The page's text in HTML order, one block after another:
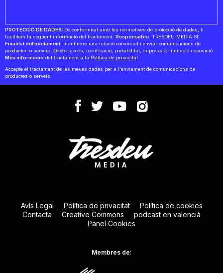
PROTECCIÓ DE DADES: De conformitat amb les normatives de protecció de dades, li
facilitem la següent informació del tractament: Responsable: TRESDEU MEDIA SL
Finalitat del tractament: mantindre una relació comercial i enviar comunicacions de
productes o serveis. Drets: accés, rectificació, portabilitat, supressió, limitació i oposició.
Més informació del tractament a la Política de privacitat
Accepte el tractament de les meues dades per a l'enviament de comunicacions de
productes o serveis.
Avís Legal Política de privacitat
Política de cookies
Contacta
Creative Commons
podcast en valencià
Panel Cookies
Membres de: